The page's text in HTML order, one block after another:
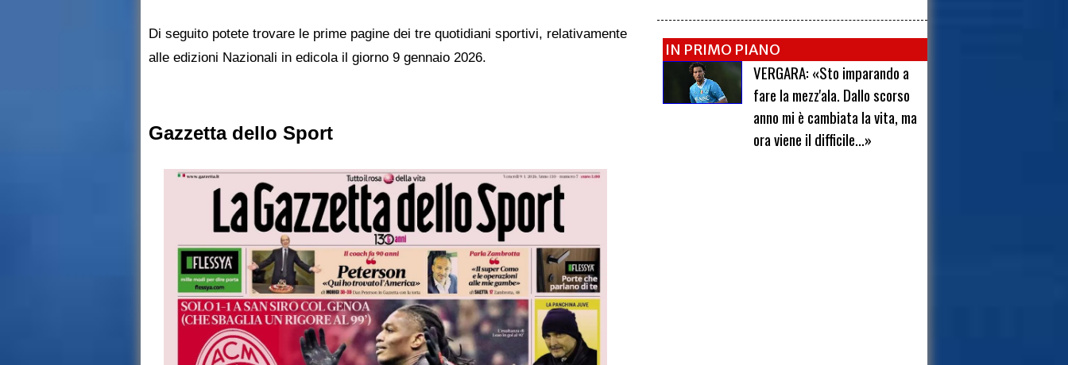
Di seguito potete trovare le prime pagine dei tre quotidiani sportivi, relativamente
alle edizioni Nazionali in edicola il giorno 9 gennaio 2026.
Gazzetta dello Sport
IN PRIMO PIANO
VERGARA: «Sto imparando a
fare la mezz'ala. Dallo scorso
anno mi è cambiata la vita, ma
ora viene il difficile...»